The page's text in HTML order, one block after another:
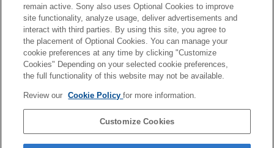
A fényképezőgép-beállítások módosítása
Okostelefonnal elérhető funkciók
Számítógép használata
A felhőszolgáltatás használata
remain active. Sony also uses Optional Cookies to improve
site functionality, analyze usage, deliver advertisements and
interact with third parties. By using this site, you agree to
the placement of Optional Cookies. You can manage your
cookie preferences at any time by clicking "Customize
Cookies" Depending on your selected cookie preferences,
the full functionality of this website may not be available.
Review our Cookie Policyfor more information.
Customize Cookies